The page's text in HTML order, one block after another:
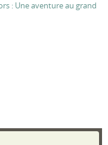
: Une aventure au grand